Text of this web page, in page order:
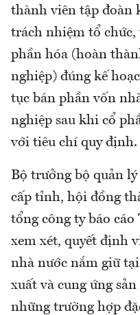
thành viên tập đoàn
trách nhiệm tổ
phần hóa (hoàn
nghiệp) đúng kế
tục bán phần vốn
nghiệp sau khi cổ
với tiêu chí quy định.
Bộ trưởng bộ quản
cấp tỉnh, hội đồng
tổng công ty báo
xem xét, quyết định
nhà nước nắm giữ
xuất và cung ứng
những trường hợp